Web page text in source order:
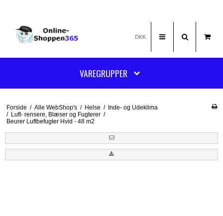
DKK
VAREGRUPPER
Forside / Alle WebShop's / Helse /
Inde- og Udeklima
/ Luft- rensere, Blæser og Fugterer /
Beurer Luftbefugter Hvid - 48 m2